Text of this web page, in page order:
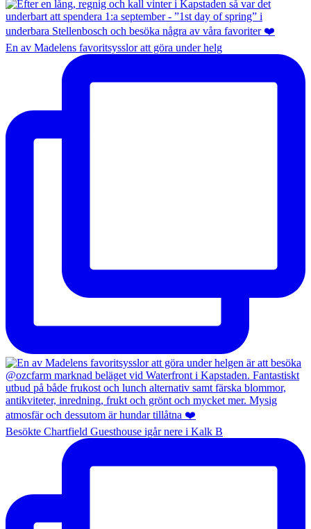
En av Madelens favoritsysslor att göra under helg
Besökte Chartfield Guesthouse igår nere i Kalk B